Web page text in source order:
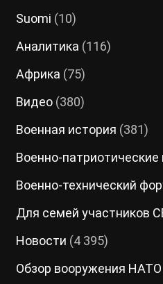
Suomi (10)
Аналитика (116)
Африка (75)
Видео(380)
Военная история (381)
Военно-патриотические
Военно-технический
Для семей участников
Новости (4 395)
Обзор вооружения НАТО